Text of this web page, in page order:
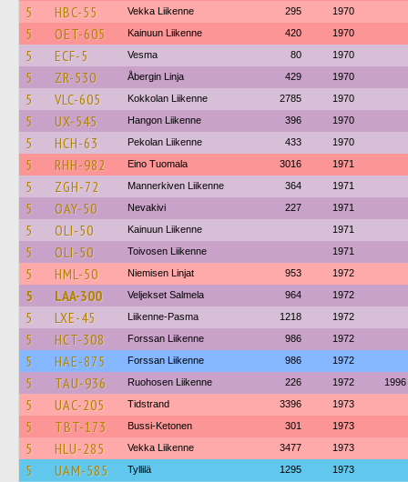
5 HBC-55 Vekka Liikenne 295 1970
5 OET-605 Kainuun Liikenne 420 1970
5 ECF-5 Vesma 80 1970
5 ZR-530 Åbergin Linja 429 1970
5 VLC-605 Kokkolan Liikenne 2785 1970
5 UX-545 Hangon Liikenne 396 1970
5 HCH-63 Pekolan Liikenne 433 1970
5 RHH-982 Eino Tuomala 3016 1971
5 ZGH-72 Mannerkiven Liikenne 364 1971
5 OAY-50 Nevakivi 227 1971
5 OLI-50 Kainuun Liikenne 1971
5 OLI-50 Toivosen Liikenne 1971
5 HML-50 Niemisen Linjat 953 1972
5 LAA-300 Veljekset Salmela 964 1972
5 LXE-45 Liikenne-Pasma 1218 1972
5 HCT-308 Forssan Liikenne 986 1972
5 HAE-875 Forssan Liikenne 986 1972
5 TAU-936 Ruohosen Liikenne 226 1972 1996
5 UAC-205 Tidstrand 3396 1973
5 TBT-173 Bussi-Ketonen 301 1973
5 HLU-285 Vekka Liikenne 3477 1973
5 UAM-585 Tyllilä 1295 1973